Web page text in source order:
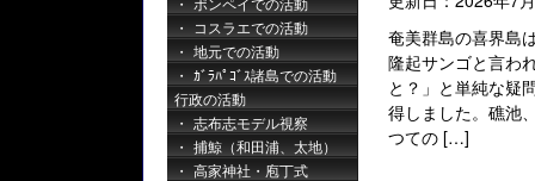
奄美群島の喜界島
隆起サンゴと言わ
と？」と単純な疑
得しました。礁池
つての […]
コスラエでの活動
地元での活動
ｶﾞﾗﾊﾟｺﾞｽ諸島での活動
行政の活動
志布志モデル視察
捕鯨（和田浦、太地）
高家神社・庖丁式